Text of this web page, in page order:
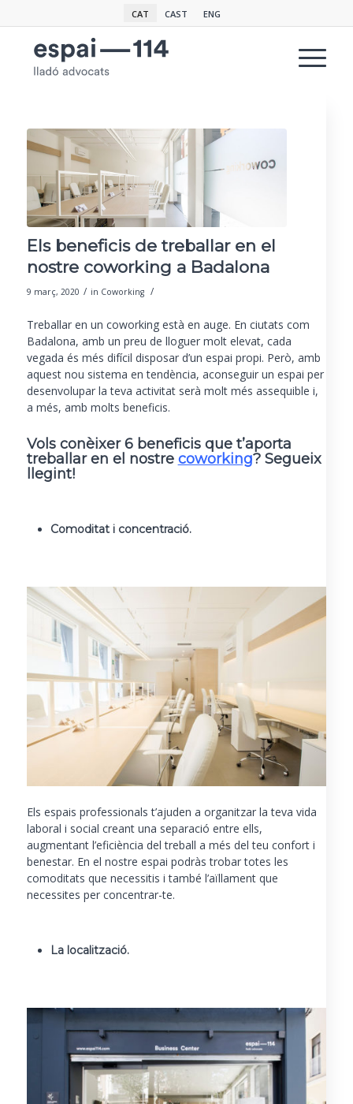
CAT CAST ENG
Els beneficis de treballar en el
nostre coworking a Badalona
9 març, 2020 / in Coworking /
Treballar en un coworking està en auge. En ciutats com
Badalona, amb un preu de lloguer molt elevat, cada
vegada és més difícil disposar d’un espai propi. Però, amb
aquest nou sistema en tendència, aconseguir un espai per
desenvolupar la teva activitat serà molt més assequible i,
a més, amb molts beneficis.
Vols conèixer 6 beneficis que t’aporta
treballar en el nostre coworking? Segueix
llegint!
Comoditat i concentració.
Els espais professionals t’ajuden a organitzar la teva vida
laboral i social creant una separació entre ells,
augmentant l’eficiència del treball a més del teu confort i
benestar. En el nostre espai podràs trobar totes les
comoditats que necessitis i també l’aïllament que
necessites per concentrar-te.
La localització.